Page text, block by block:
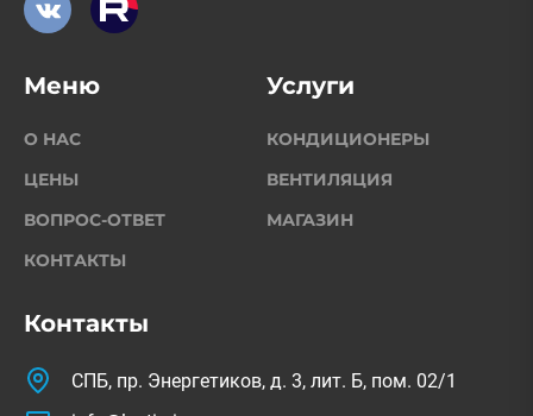
Контакты
СПБ, пр. Энергетиков, д. 3, лит. Б, пом. 02/1
Меню
О НАС
ЦЕНЫ
ВОПРОС-ОТВЕТ
КОНТАКТЫ
Услуги
КОНДИЦИОНЕРЫ
ВЕНТИЛЯЦИЯ
МАГАЗИН